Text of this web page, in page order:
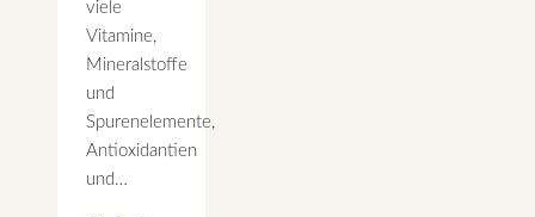
viele
Vitamine,
Mineralstoffe
und
Spurenelemente,
Antioxidantien
und…